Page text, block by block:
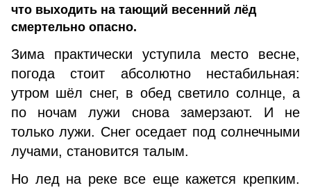
что выходить на тающий весенний лёд
смертельно опасно.
Зима практически уступила место весне,
погода стоит абсолютно нестабильная:
утром шёл снег, в обед светило солнце, а
по ночам лужи снова замерзают. И не
только лужи. Снег оседает под солнечными
лучами, становится талым.
Но лед на реке все еще кажется крепким.